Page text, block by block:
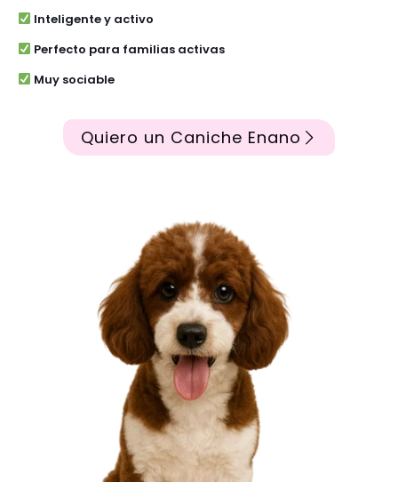
Inteligente y activo
Perfecto para familias activas
Muy sociable
Quiero un Caniche Enano